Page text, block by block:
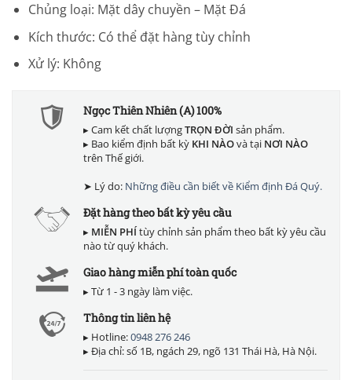
Chủng loại: Mặt dây chuyền – Mặt Đá
Kích thước: Có thể đặt hàng tùy chỉnh
Xử lý: Không
Ngọc Thiên Nhiên (A) 100%
▸ Cam kết chất lượngTRỌN ĐỜI sản phẩm.
▸ Bao kiểm định bất kỳ KHI NÀOvà tại NƠI NÀO
trên Thế giới.
➤ Lý do: Những điều cần biết về Kiểm định Đá Quý.
Đặt hàng theo bất kỳ yêu cầu
▸ MIỄN PHÍtùy chỉnh sản phẩm theo bất kỳ yêu cầu
nào từ quý khách.
Giao hàng miễn phí toàn quốc
▸ Từ 1 - 3 ngày làm việc.
Thông tin liên hệ
▸ Hotline:0948 276 246
▸ Địa chỉ: số 1B, ngách 29, ngõ 131 Thái Hà, Hà Nội.